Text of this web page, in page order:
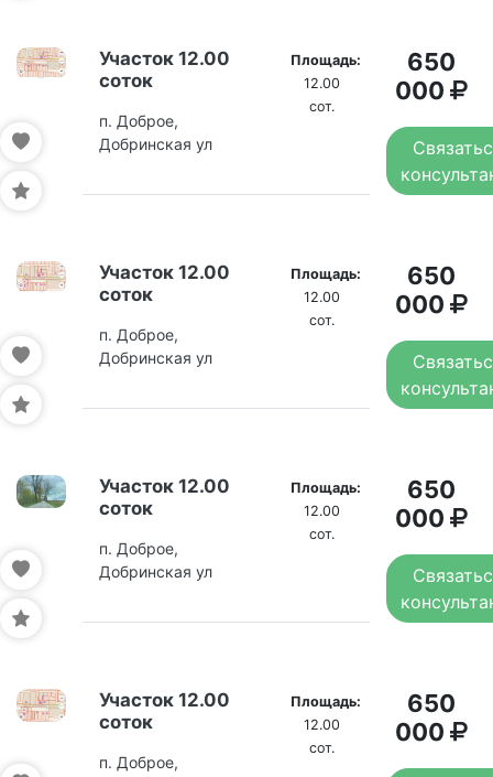
Участок 12.00
соток
п. Доброе,
Добринская ул
Площадь:
12.00
сот.
650
000
Участок 12.00
соток
п. Доброе,
Добринская ул
Площадь:
12.00
сот.
650
000
Участок 12.00
соток
п. Доброе,
Добринская ул
Площадь:
12.00
сот.
650
000
Участок 12.00
соток
п. Доброе,
Площадь:
12.00
сот.
650
000